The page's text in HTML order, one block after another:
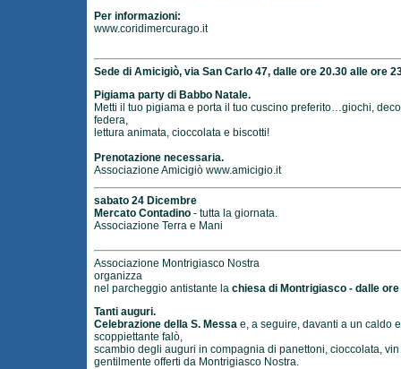
Per informazioni:
www.coridimercurago.it
Sede di Amicigiò, via San Carlo 47, dalle ore 20.30 alle ore
Pigiama party di Babbo Natale.
Metti il tuo pigiama e porta il tuo cuscino preferito…giochi,
federa,
lettura animata, cioccolata e biscotti!
Prenotazione necessaria.
Associazione Amicigiò www.amicigio.it
sabato 24 Dicembre
Mercato Contadino - tutta la giornata.
Associazione Terra e Mani
Associazione Montrigiasco Nostra
organizza
nel parcheggio antistante la chiesa di Montrigiasco - dalle ore
Tanti auguri.
Celebrazione della S. Messa e, a seguire, davanti a un caldo e
scoppiettante falò,
scambio degli auguri in compagnia di panettoni, cioccolata,
gentilmente offerti da Montrigiasco Nostra.